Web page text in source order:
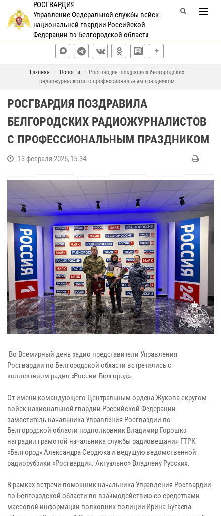
РОСГВАРДИЯ
Управление Федеральной службы войск
национальной гвардии Российской
Федерации по Белгородской области
Главная Новости
Росгвардия поздравила белгородских
радиожурналистов с профессиональным праздником
РОСГВАРДИЯ ПОЗДРАВИЛА
БЕЛГОРОДСКИХ РАДИОЖУРНАЛИСТОВ
С ПРОФЕССИОНАЛЬНЫМ ПРАЗДНИКОМ
13 февраля 2026, 15:34
Во Всемирный день радио представители Управления
Росгвардии по Белгородской области встретились с
коллективом радио «России-Белгород».
От имени командующего Центральным ордена Жукова округом
войск национальной гвардии Российской Федерации
заместитель начальника Управления Росгвардии по
Белгородской области подполковник Владимир Горошко
наградил грамотой начальника службы радиовещания ГТРК
«Белгород» Александра Сердюка и ведущую ведомственной
радиорубрики «Росгвардия. Актуально» Владлену Русских.
В рамках встречи помощник начальника Управления Росгвардии
по Белгородской области по взаимодействию со средствами
массовой информации полковник полиции Ирина Бугаева